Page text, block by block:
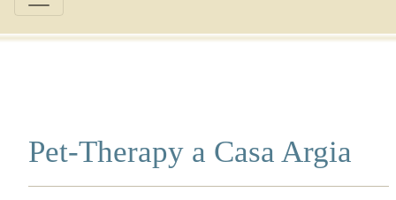
Pet-Therapy a Casa Argia